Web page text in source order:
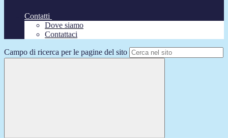
Contatti
Dove siamo
Contattaci
Campo di ricerca per le pagine del sito